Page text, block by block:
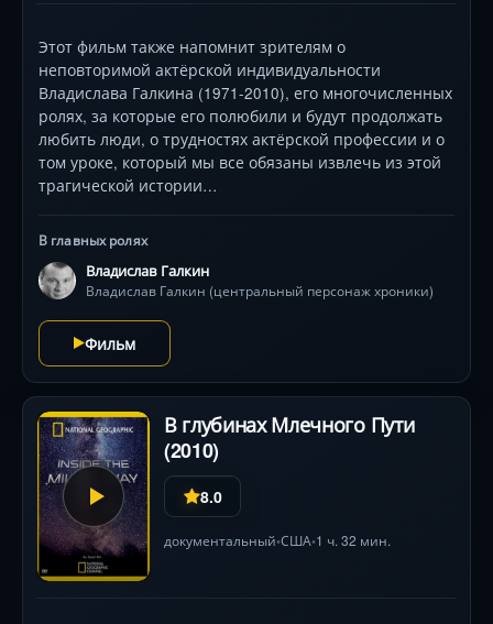
Этот фильм также напомнит зрителям о
неповторимой актёрской индивидуальности
Владислава Галкина (1971-2010), его многочисленных
ролях, за которые его полюбили и будут продолжать
любить люди, о трудностях актёрской профессии и о
том уроке, который мы все обязаны извлечь из этой
трагической истории…
В главных ролях
Владислав Галкин
Владислав Галкин (центральный персонаж хроники)
Фильм
В глубинах Млечного Пути
(2010)
8.0
документальный•США•1 ч. 32 мин.